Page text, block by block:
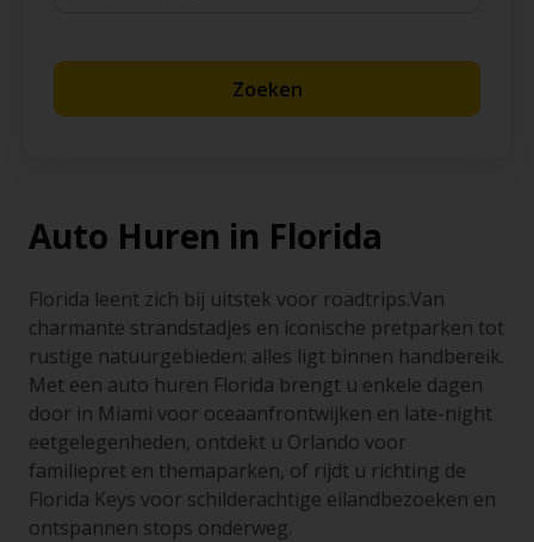
Zoeken
Auto Huren in Florida
Florida leent zich bij uitstek voor roadtrips.Van
charmante strandstadjes en iconische pretparken tot
rustige natuurgebieden: alles ligt binnen handbereik.
Met een auto huren Florida brengt u enkele dagen
door in Miami voor oceaanfrontwijken en late-night
eetgelegenheden, ontdekt u Orlando voor
familiepret en themaparken, of rijdt u richting de
Florida Keys voor schilderachtige eilandbezoeken en
ontspannen stops onderweg.